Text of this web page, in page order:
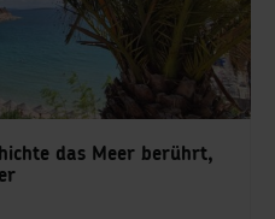
das Meer berührt,